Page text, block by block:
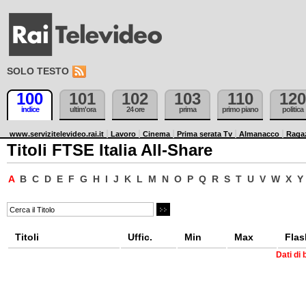
SOLO TESTO
100
indice
101
ultim'ora
102
24 ore
103
prima
110
primo piano
120
politica
www.servizitelevideo.rai.it Lavoro Cinema Prima serata Tv Almanacco
Titoli FTSE Italia All-Share
A B C D E F G H I J K L M N O P Q R S T U V W X Y
Titoli Uffic. Min Max
Dati di